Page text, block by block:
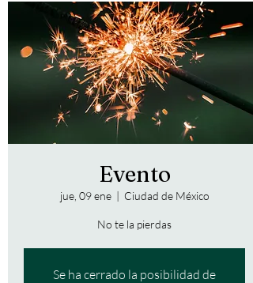
Evento
jue, 09 ene
  |
Ciudad de México
No te la pierdas
Se ha cerrado la posibilidad de